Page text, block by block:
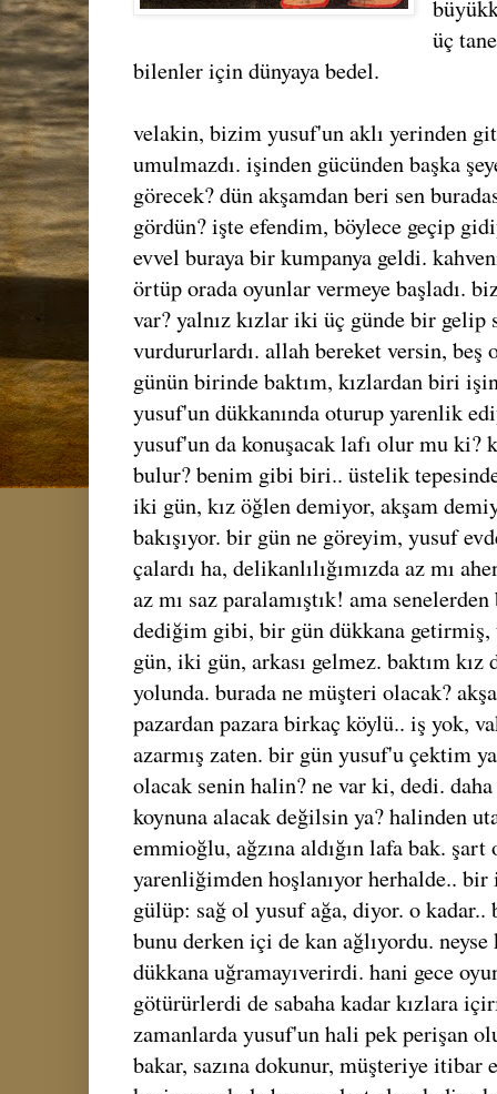
üç
bilenler için dünyaya bedel.
velakin, bizim yusuf'un aklı yerinden
umulmazdı. işinden gücünden başka
görecek? dün akşamdan beri sen
gördün? işte efendim, böylece geçip
evvel buraya bir kumpanya geldi.
örtüp orada oyunlar vermeye başladı.
var? yalnız kızlar iki üç günde bir gelip
vurdururlardı. allah bereket versin, beş
günün birinde baktım, kızlardan biri
yusuf'un dükkanında oturup yarenlik
yusuf'un da konuşacak lafı olur mu ki?
bulur? benim gibi biri.. üstelik
iki gün, kız öğlen demiyor, akşam
bakışıyor. bir gün ne göreyim, yusuf
çalardı ha, delikanlılığımızda az mı
az mı saz paralamıştık! ama
dediğim gibi, bir gün dükkana getirmiş,
gün, iki gün, arkası gelmez. baktım kız
yolunda. burada ne müşteri olacak?
pazardan pazara birkaç köylü.. iş yok,
azarmış zaten. bir gün yusuf'u çektim
olacak senin halin? ne var ki, dedi.
koynuna alacak değilsin ya? halinden
emmioğlu, ağzına aldığın lafa bak.
yarenliğimden hoşlanıyor herhalde..
gülüp: sağ ol yusuf ağa, diyor. o kadar..
bunu derken içi de kan ağlıyordu.
dükkana uğramayıverirdi. hani gece
götürürlerdi de sabaha kadar kızlara
zamanlarda yusuf'un hali pek perişan
bakar, sazına dokunur, müşteriye